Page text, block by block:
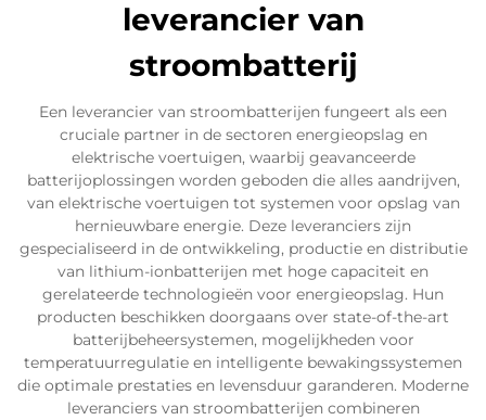
leverancier van
stroombatterij
Een leverancier van stroombatterijen fungeert als een
cruciale partner in de sectoren energieopslag en
elektrische voertuigen, waarbij geavanceerde
batterijoplossingen worden geboden die alles aandrijven,
van elektrische voertuigen tot systemen voor opslag van
hernieuwbare energie. Deze leveranciers zijn
gespecialiseerd in de ontwikkeling, productie en distributie
van lithium-ionbatterijen met hoge capaciteit en
gerelateerde technologieën voor energieopslag. Hun
producten beschikken doorgaans over state-of-the-art
batterijbeheersystemen, mogelijkheden voor
temperatuurregulatie en intelligente bewakingssystemen
die optimale prestaties en levensduur garanderen. Moderne
leveranciers van stroombatterijen combineren